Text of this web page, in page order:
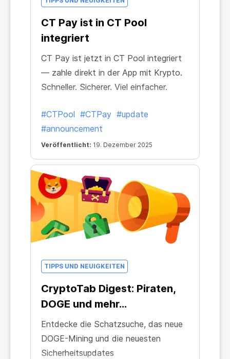
CT Pay ist in CT Pool
integriert
CT Pay ist jetzt in CT Pool integriert
— zahle direkt in der App mit Krypto.
Schneller. Sicherer. Viel einfacher.
#CTPool #CTPay #update
#announcement
Veröffentlicht: 19. Dezember 2025
TIPPS UND NEUIGKEITEN
CryptoTab Digest: Piraten,
DOGE und mehr...
Entdecke die Schatzsuche, das neue
DOGE-Mining und die neuesten
Sicherheitsupdates